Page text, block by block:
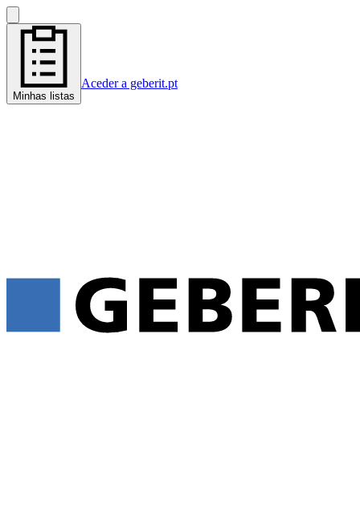
Minhas listas
Aceder a geberit.pt